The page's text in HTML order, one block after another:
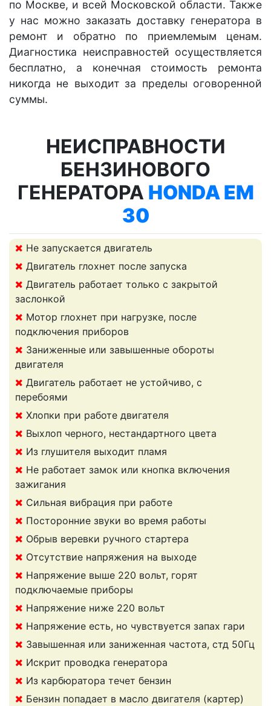
по Москве, и всей Московской области. Также
у нас можно заказать доставку генератора в
ремонт и обратно по приемлемым ценам.
Диагностика неисправностей осуществляется
бесплатно, а конечная стоимость ремонта
никогда не выходит за пределы оговоренной
суммы.
НЕИСПРАВНОСТИ
БЕНЗИНОВОГО
ГЕНЕРАТОРА HONDA EM
30
Не запускается двигатель
Двигатель глохнет после запуска
Двигатель работает только с закрытой
заслонкой
Мотор глохнет при нагрузке, после
подключения приборов
Заниженные или завышенные обороты
двигателя
Двигатель работает не устойчиво, с
перебоями
Хлопки при работе двигателя
Выхлоп черного, нестандартного цвета
Из глушителя выходит пламя
Не работает замок или кнопка включения
зажигания
Сильная вибрация при работе
Посторонние звуки во время работы
Обрыв веревки ручного стартера
Отсутствие напряжения на выходе
Напряжение выше 220 вольт, горят
подключаемые приборы
Напряжение ниже 220 вольт
Напряжение есть, но чувствуется запах гари
Завышенная или заниженная частота, стд 50Гц
Искрит проводка генератора
Из карбюратора течет бензин
Бензин попадает в масло двигателя (картер)